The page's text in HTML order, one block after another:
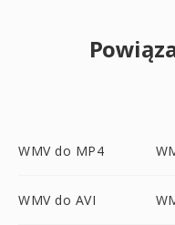
WMV do MP4
WMV do AVI